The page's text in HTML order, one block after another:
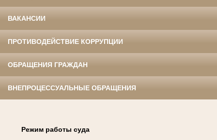
ВАКАНСИИ
ПРОТИВОДЕЙСТВИЕ КОРРУПЦИИ
ОБРАЩЕНИЯ ГРАЖДАН
ВНЕПРОЦЕССУАЛЬНЫЕ ОБРАЩЕНИЯ
Режим работы суда